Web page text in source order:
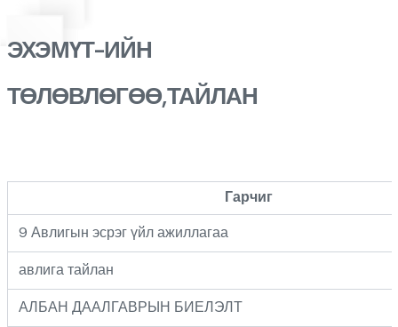
ЭХЭМҮТ-ИЙН
ТӨЛӨВЛӨГӨӨ,ТАЙЛАН
Гарчиг
9 Авлигын эсрэг үйл ажиллагаа
авлига тайлан
АЛБАН ДААЛГАВРЫН БИЕЛЭЛТ